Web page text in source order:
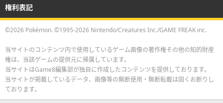
権利表記
©2026 Pokémon. ©1995-2026 Nintendo/Creatures Inc./GAME FREAK inc.
当サイトのコンテンツ内で使用しているゲーム画像の著作権その他の知的財産
権は、当該ゲームの提供元に帰属しています。
当サイトはGame8編集部が独自に作成したコンテンツを提供しております。
当サイトが掲載しているデータ、画像等の無断使用・無断転載は固くお断りし
ております。